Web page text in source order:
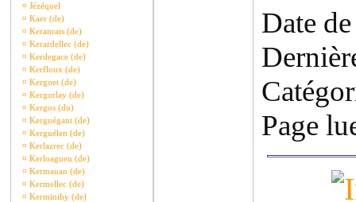
¤ Jézéquel
¤ Kaer (de)
¤ Keranrais (de)
¤ Kerardellec (de)
¤ Kerdegace (de)
¤ Kerfloux (de)
¤ Kergoet (de)
¤ Kergorlay (de)
¤ Kergos (du)
¤ Kerguégant (de)
¤ Kerguélen (de)
¤ Kerlazrec (de)
¤ Kerloaguen (de)
¤ Kermauan (de)
¤ Kermellec (de)
¤ Kerminihy (de)
Date
Page